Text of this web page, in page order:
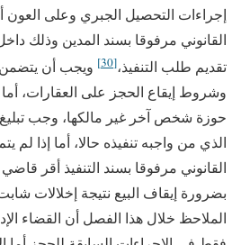
إجراءات التحصيل الجبري وعلى العون أن
تقديم طلب التنفيذ،[30]
ويجب أن يتضمن
وشروط إيقاع الحجز على العقارات،
حوزة شخص آخر غير مالكها، وجب تبليغ
الذي من واجبه تنفيذه حالا، أما إذا لم يتم
القانوني مرفوقا بسند التنفيذ أقر
بضرورة إيقاف البيع نتيجة إخلالات
الملاحظ خلال هذا الفصل أن القضاء